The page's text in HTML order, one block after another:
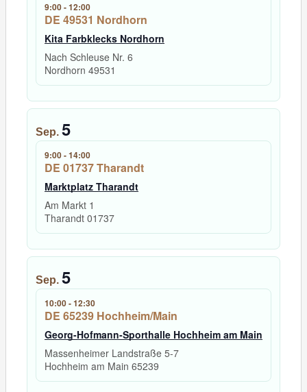
9:00-12:00
DE 49531 Nordhorn
Kita Farbklecks Nordhorn
Nach Schleuse Nr. 6
Nordhorn 49531
Sep. 5
9:00-14:00
DE 01737 Tharandt
Marktplatz Tharandt
Am Markt 1
Tharandt 01737
Sep. 5
10:00-12:30
DE 65239 Hochheim/Main
Georg-Hofmann-Sporthalle Hochheim am Main
Massenheimer Landstraße 5-7
Hochheim am Main 65239